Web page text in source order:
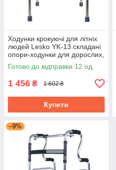
Ходунки крокуючі для літніх
людей Lesko YK-13 складані
опори-ходунки для дорослих,
опора для ходьби
Готово до відправки 12 од.
1 456 ₴ 1 602 ₴
Купити
–9%